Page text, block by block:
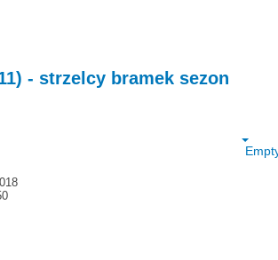
- strzelcy bramek sezon